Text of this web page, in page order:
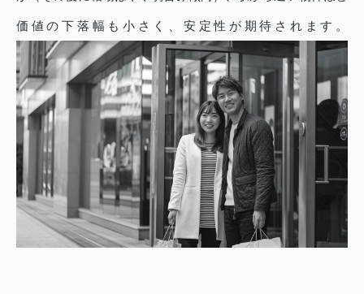
価値の下落幅も小さく、安定性が期待されます。